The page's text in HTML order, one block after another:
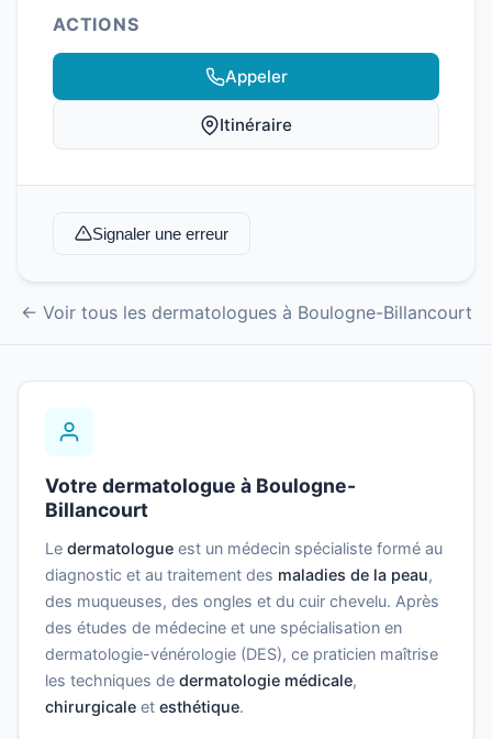
ACTIONS
Appeler
Itinéraire
Signaler une erreur
← Voir tous les dermatologues à Boulogne-Billancourt
Votre dermatologue à Boulogne-
Billancourt
Le dermatologue est un médecin spécialiste formé au
diagnostic et au traitement des maladies de la peau,
des muqueuses, des ongles et du cuir chevelu. Après
des études de médecine et une spécialisation en
dermatologie-vénérologie (DES), ce praticien maîtrise
les techniques de dermatologie médicale,
chirurgicale et esthétique.